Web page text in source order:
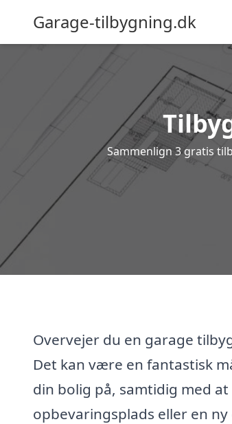
Garage-tilbygning.dk
Sammenlign 3 gratis
Overvejer du en garage
Det kan være en fantastisk
din bolig på, samtidig med
opbevaringsplads eller en